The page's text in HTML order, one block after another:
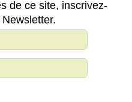
de ce site, inscrivez-